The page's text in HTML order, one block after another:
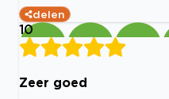
delen
10
Zeer goed